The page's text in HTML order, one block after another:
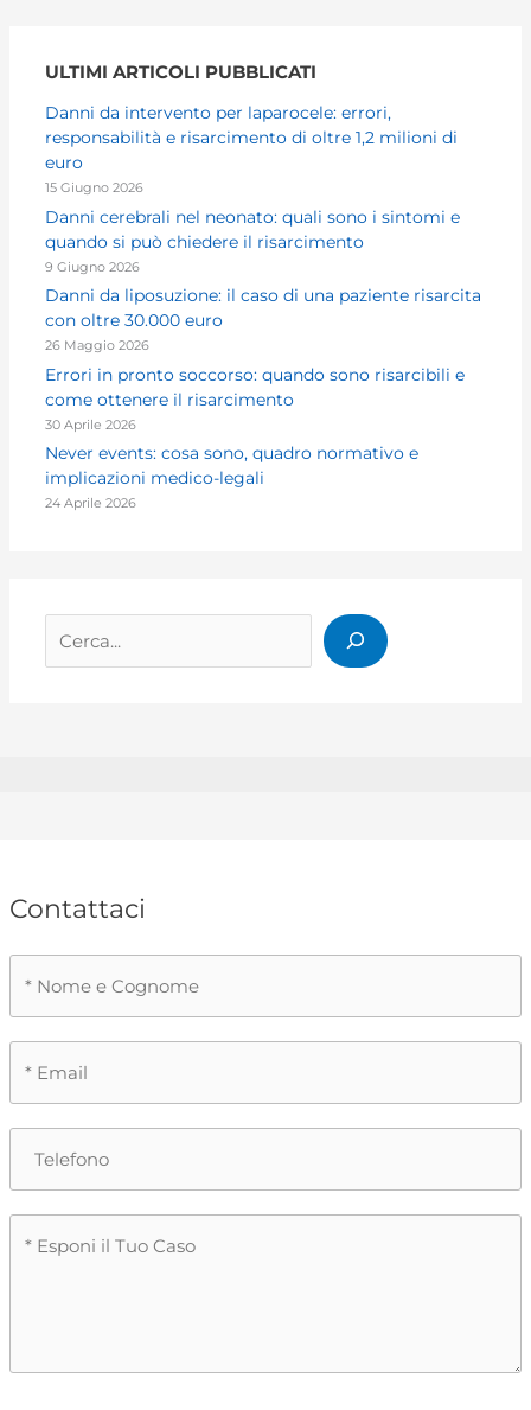
ULTIMI ARTICOLI PUBBLICATI
Danni da intervento per laparocele: errori,
responsabilità e risarcimento di oltre 1,2 milioni di
euro
15 Giugno 2026
Danni cerebrali nel neonato: quali sono i sintomi e
quando si può chiedere il risarcimento
9 Giugno 2026
Danni da liposuzione: il caso di una paziente risarcita
con oltre 30.000 euro
26 Maggio 2026
Errori in pronto soccorso: quando sono risarcibili e
come ottenere il risarcimento
30 Aprile 2026
Never events: cosa sono, quadro normativo e
implicazioni medico-legali
24 Aprile 2026
Contattaci